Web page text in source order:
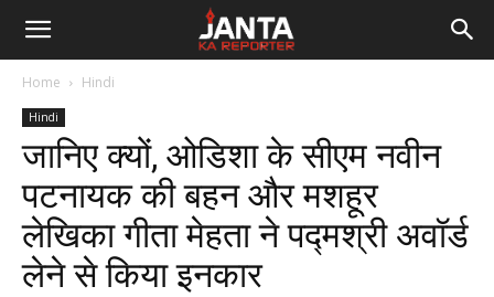
Janta
Reporter
Home Hindi
Hindi
जानिए क्यों, ओडिशा के सीएम नवीन
पटनायक की बहन और मशहूर
लेखिका गीता मेहता ने पद्मश्री अवॉर्ड
लेने से किया इनकार